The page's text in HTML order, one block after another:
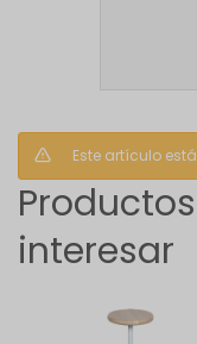
Este artículo
interesar